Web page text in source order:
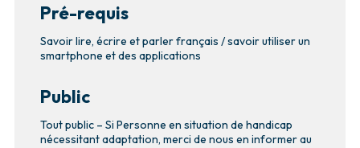
Pré-requis
Savoir lire, écrire et parler français / savoir utiliser un
smartphone et des applications
Public
Tout public – Si Personne en situation de handicap
nécessitant adaptation, merci de nous en informer au